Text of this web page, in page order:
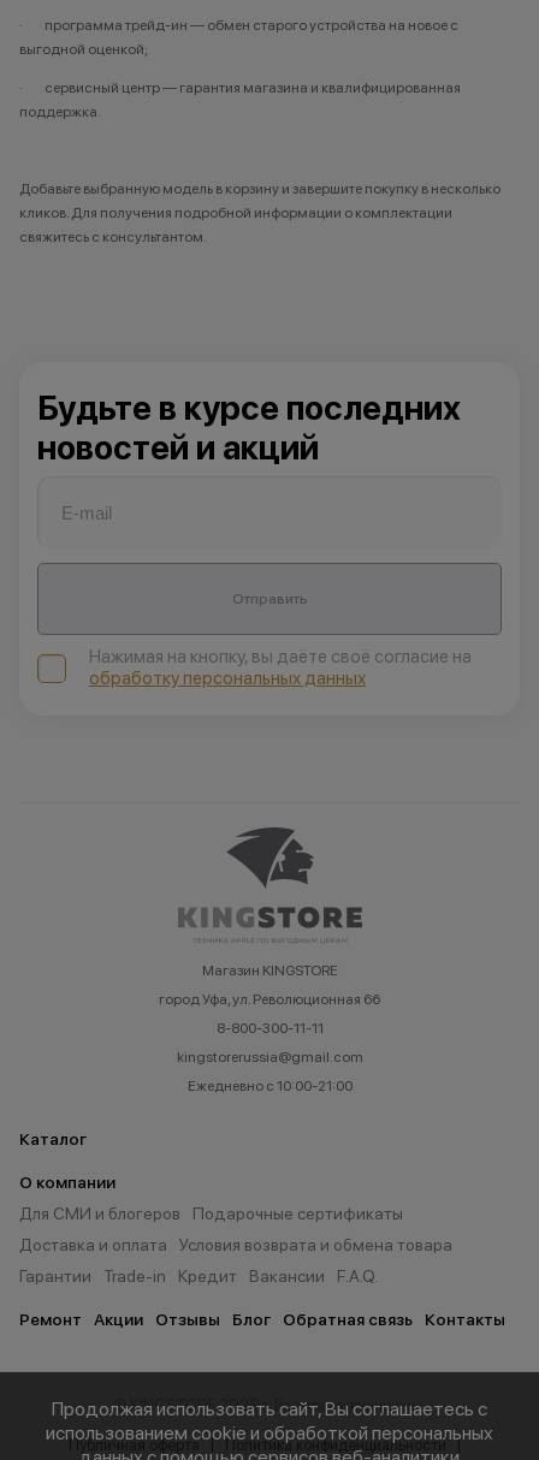
· программа трейд-ин — обмен старого устройства на новое с
выгодной оценкой;
· сервисный центр — гарантия магазина и квалифицированная
поддержка.
Добавьте выбранную модель в корзину и завершите покупку в несколько
кликов. Для получения подробной информации о комплектации
свяжитесь с консультантом.
Будьте в курсе последних
новостей и акций
Отправить
Нажимая на кнопку, вы даёте своё согласие на
обработку персональных данных
Магазин KINGSTORE
город Уфа, ул. Революционная 66
8-800-300-11-11
kingstorerussia@gmail.com
Ежедневно с 10:00-21:00
Каталог
О компании
Для СМИ и блогеров
Подарочные сертификаты
Доставка и оплата
Условия возврата и обмена товара
Гарантии
Trade-in Кредит Вакансии F.A.Q.
Ремонт Акции Отзывы Блог Обратная связь Контакты
© KINGSTORE 2026 г. Все права защищены.
Публичная оферта Политика конфиденциальности
Продолжая использовать сайт, Вы соглашаетесь с
использованием cookie и обработкой персональных